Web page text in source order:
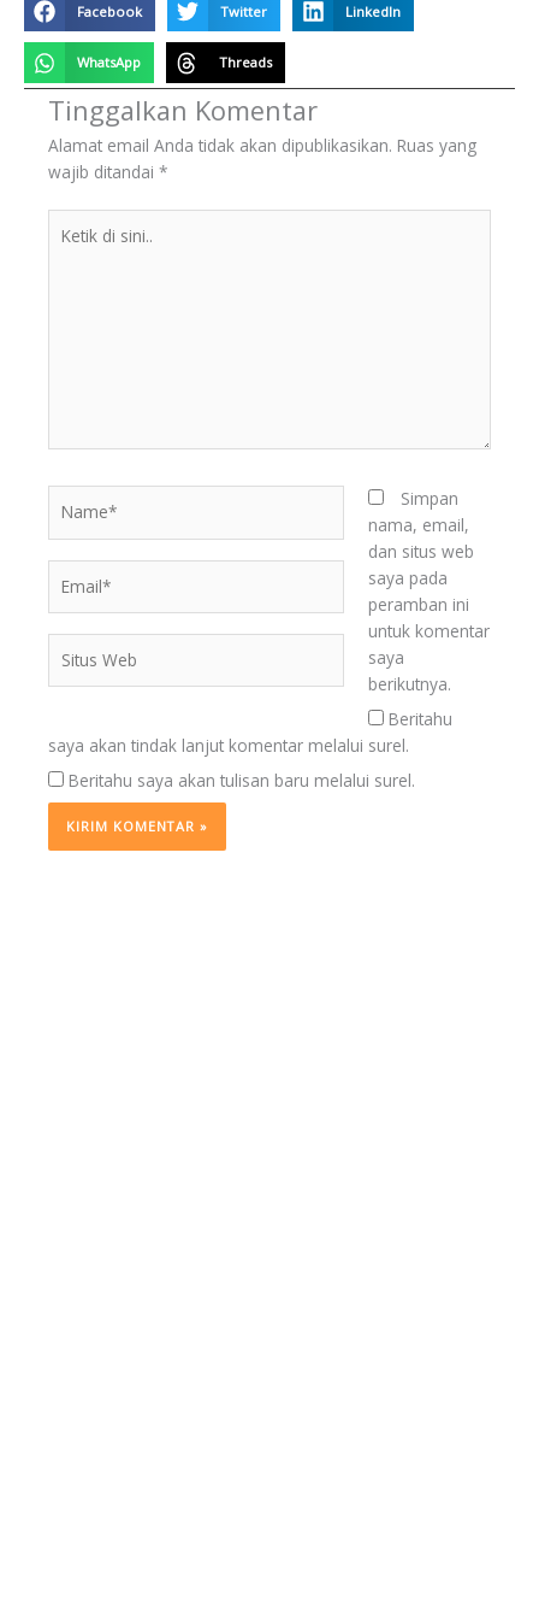
Facebook Twitter LinkedIn
WhatsApp Threads
Tinggalkan Komentar
Alamat email Anda tidak akan dipublikasikan. Ruas yang
wajib ditandai *
Web
Simpan
nama, email,
dan situs web
saya pada
peramban ini
untuk komentar
saya
berikutnya.
Beritahu
saya akan tindak lanjut komentar melalui surel.
Beritahu saya akan tulisan baru melalui surel.
BERITA